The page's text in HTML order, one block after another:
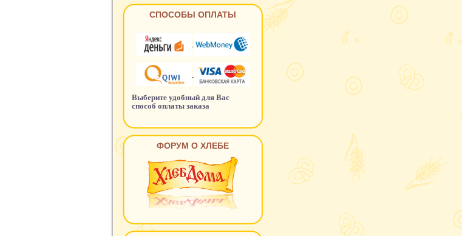
СПОСОБЫ ОПЛАТЫ
Выберите удобный для Вас
способ оплаты заказа
ФОРУМ О ХЛЕБЕ